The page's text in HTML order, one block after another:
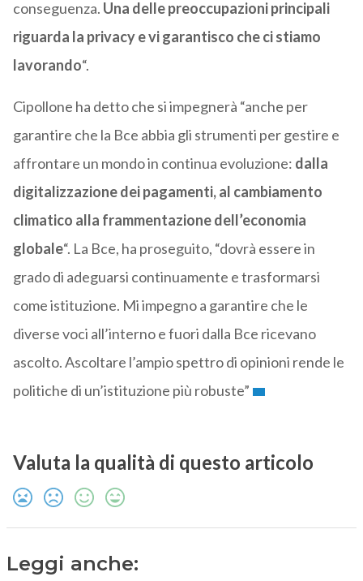
conseguenza. Una delle preoccupazioni principali
riguarda la privacy e vi garantisco che ci stiamo
lavorando“.
Cipollone ha detto che si impegnerà “anche per
garantire che la Bce abbia gli strumenti per gestire e
affrontare un mondo in continua evoluzione: dalla
digitalizzazione dei pagamenti, al cambiamento
climatico alla frammentazione dell’economia
globale“. La Bce, ha proseguito, “dovrà essere in
grado di adeguarsi continuamente e trasformarsi
come istituzione. Mi impegno a garantire che le
diverse voci all’interno e fuori dalla Bce ricevano
ascolto. Ascoltare l’ampio spettro di opinioni rende le
politiche di un’istituzione più robuste”
Valuta la qualità di questo articolo
Leggi anche: